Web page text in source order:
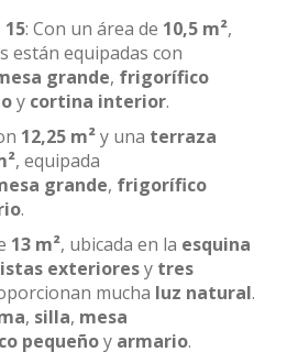
: Con un área de 10,5 m²,
están equipadas con
grande, frigorífico
y cortina interior.
12,25 m²y una terraza
, equipada
grande, frigorífico
.
13 m², ubicada en la esquina
exterioresy tres
mucha luz natural.
, silla, mesa
pequeñoy armario.